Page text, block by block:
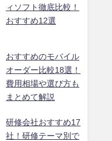
ィソフト徹底比較！
おすすめ12選
おすすめのモバイル
オーダー比較18選！
費用相場や選び方も
まとめて解説
研修会社おすすめ17
社！研修テーマ別で